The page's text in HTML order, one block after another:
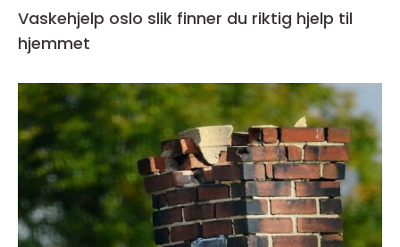
Vaskehjelp oslo slik finner du riktig hjelp til
hjemmet